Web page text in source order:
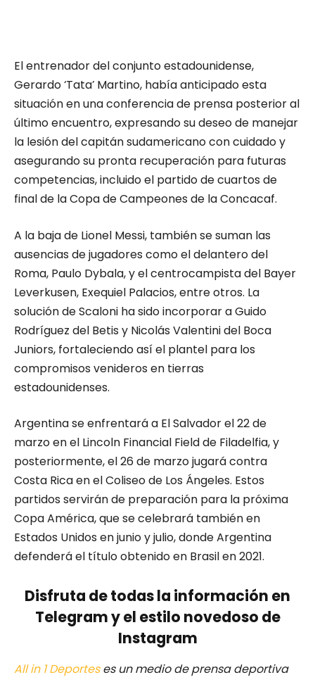
El entrenador del conjunto estadounidense,
Gerardo ‘Tata’ Martino, había anticipado esta
situación en una conferencia de prensa posterior al
último encuentro, expresando su deseo de manejar
la lesión del capitán sudamericano con cuidado y
asegurando su pronta recuperación para futuras
competencias, incluido el partido de cuartos de
final de la Copa de Campeones de la Concacaf.
A la baja de Lionel Messi, también se suman las
ausencias de jugadores como el delantero del
Roma, Paulo Dybala, y el centrocampista del Bayer
Leverkusen, Exequiel Palacios, entre otros. La
solución de Scaloni ha sido incorporar a Guido
Rodríguez del Betis y Nicolás Valentini del Boca
Juniors, fortaleciendo así el plantel para los
compromisos venideros en tierras
estadounidenses.
Argentina se enfrentará a El Salvador el 22 de
marzo en el Lincoln Financial Field de Filadelfia, y
posteriormente, el 26 de marzo jugará contra
Costa Rica en el Coliseo de Los Ángeles. Estos
partidos servirán de preparación para la próxima
Copa América, que se celebrará también en
Estados Unidos en junio y julio, donde Argentina
defenderá el título obtenido en Brasil en 2021.
Disfruta de todas la información en
Telegram y el estilo novedoso de
Instagram
All in 1 Deporteses un medio de prensa deportiva